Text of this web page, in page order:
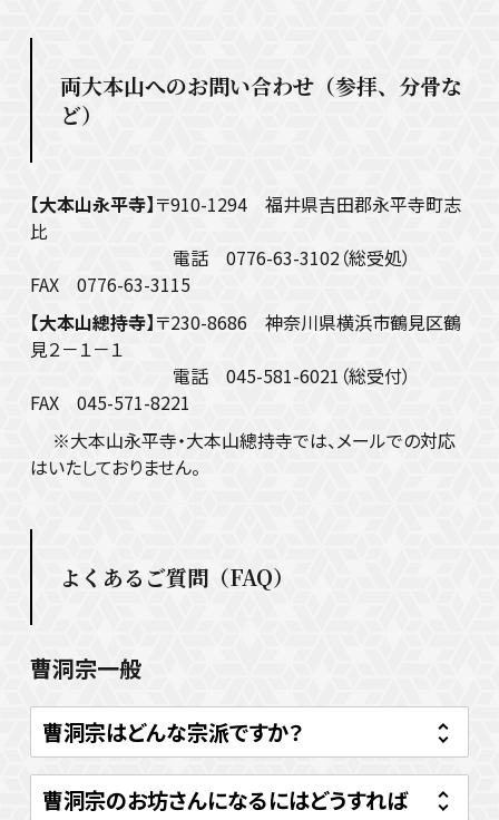
両大本山へのお問い合わせ（参拝、分骨な
ど）
【大本山永平寺】〒910-1294 福井県吉田郡永平寺町志
比
電話 0776-63-3102（総受処）
FAX 0776-63-3115
【大本山總持寺】〒230-8686 神奈川県横浜市鶴見区鶴
見２－１－１
電話 045-581-6021（総受付）
FAX 045-571-8221
※大本山永平寺・大本山總持寺では、メールでの対応
はいたしておりません。
よくあるご質問（FAQ）
曹洞宗一般
曹洞宗はどんな宗派ですか？
曹洞宗のお坊さんになるにはどうすれば